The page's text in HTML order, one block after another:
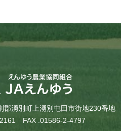
湧別町上湧別屯田市街地230番地
FAX .01586-2-4797